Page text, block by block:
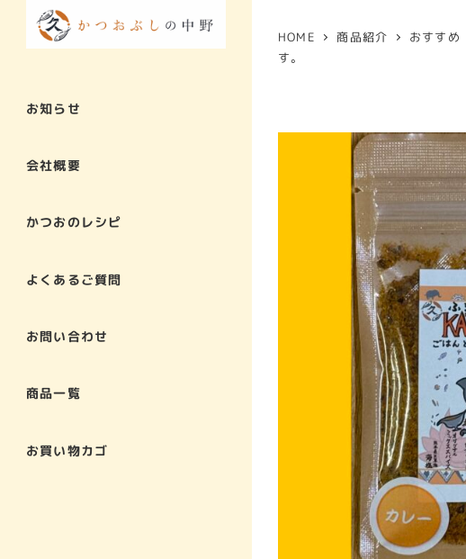
お知らせ
会社概要
かつおのレシピ
よくあるご質問
お問い合わせ
商品一覧
お買い物カゴ
HOME 商品紹介 おすすめ
す。